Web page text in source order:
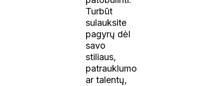
Turbūt
sulauksite
pagyrų dėl
savo
stiliaus,
patrauklumo
ar talentų,